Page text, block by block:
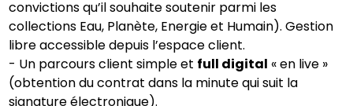
convictions qu’il souhaite soutenir parmi les
collections Eau, Planète, Energie et Humain). Gestion
libre accessible depuis l’espace client.
- Un parcours client simple et full digital « en live »
(obtention du contrat dans la minute qui suit la
signature électronique).